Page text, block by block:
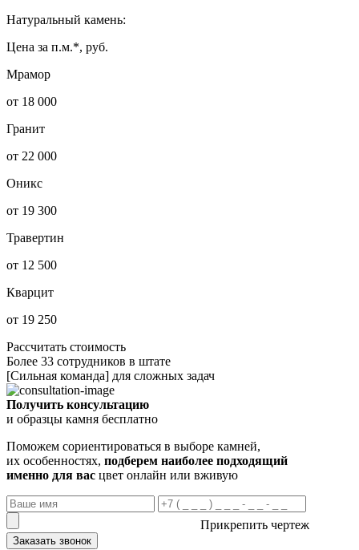
Натуральный камень:
Цена за п.м.*, руб.
Мрамор
от 18 000
Гранит
от 22 000
Оникс
от 19 300
Травертин
от 12 500
Кварцит
от 19 250
Рассчитать стоимость
Более 33 сотрудников в штате
[Сильная команда] для сложных задач
Получить консультацию
и образцы камня бесплатно
Поможем сориентироваться в выборе камней,
их особенностях, подберем наиболее подходящий
именно для вас цвет онлайн или вживую
Прикрепить чертеж
Заказать звонок